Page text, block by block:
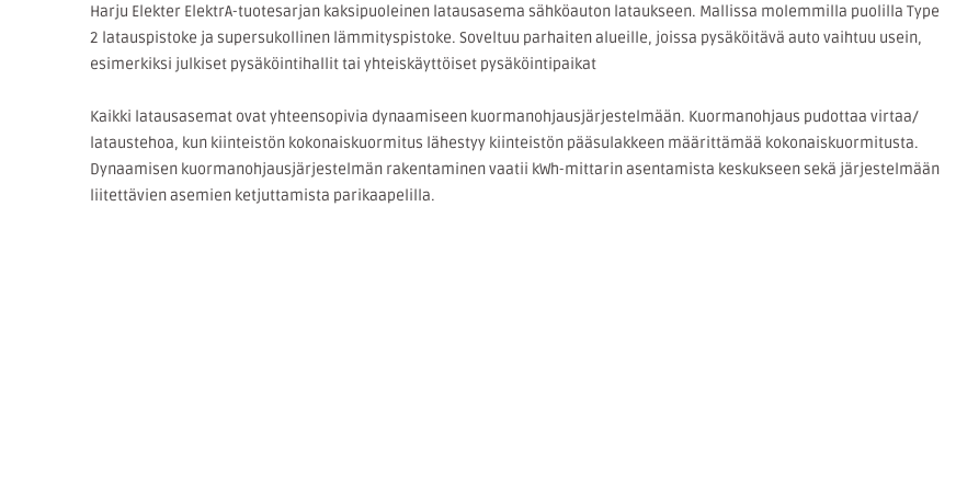
Harju Elekter ElektrA-tuotesarjan kaksipuoleinen latausasema sähköauton lataukseen. Mallissa molemmilla puolilla Type
2 latauspistoke ja supersukollinen lämmityspistoke. Soveltuu parhaiten alueille, joissa pysäköitävä auto vaihtuu usein,
esimerkiksi julkiset pysäköintihallit tai yhteiskäyttöiset pysäköintipaikat
Kaikki latausasemat ovat yhteensopivia dynaamiseen kuormanohjausjärjestelmään. Kuormanohjaus pudottaa virtaa/
lataustehoa, kun kiinteistön kokonaiskuormitus lähestyy kiinteistön pääsulakkeen määrittämää kokonaiskuormitusta.
Dynaamisen kuormanohjausjärjestelmän rakentaminen vaatii kWh-mittarin asentamista keskukseen sekä järjestelmään
liitettävien asemien ketjuttamista parikaapelilla.